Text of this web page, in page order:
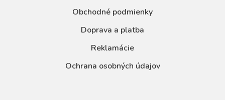
Obchodné podmienky
Doprava a platba
Reklamácie
Ochrana osobných údajov